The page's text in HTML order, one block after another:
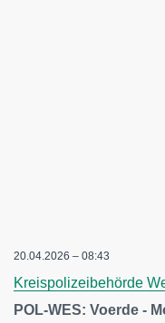
20.04.2026 – 08:43
Kreispolizeibehörde
POL-WES: Voerde -